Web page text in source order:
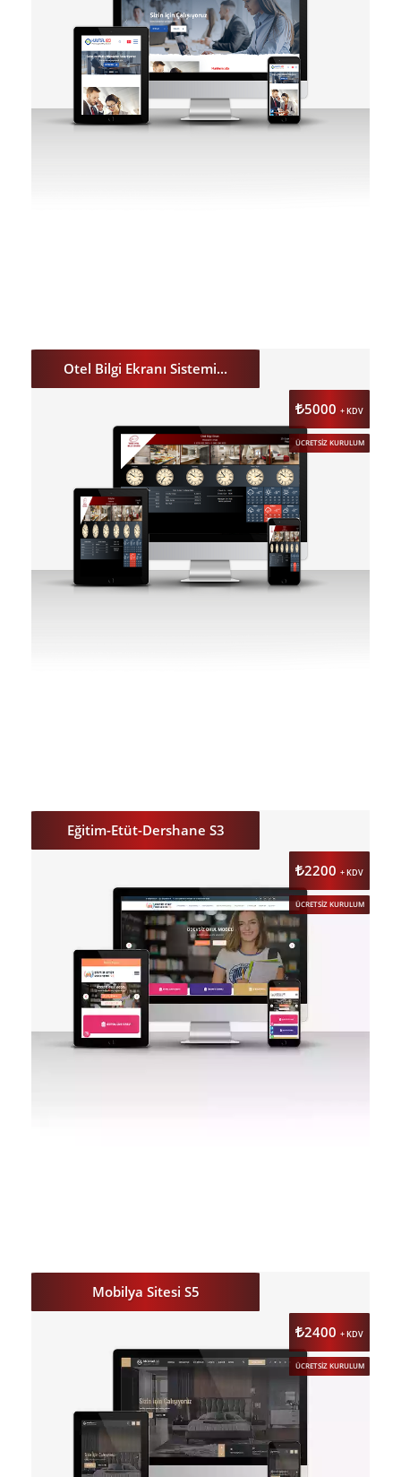
ÖNİZLE
Otel Bilgi Ekranı Sistemi...
5000 + KDV
ÜCRETSİZ KURULUM
ÖNİZLE
Eğitim-Etüt-Dershane S3
2200 + KDV
ÜCRETSİZ KURULUM
ÖNİZLE
Mobilya Sitesi S5
2400 + KDV
ÜCRETSİZ KURULUM